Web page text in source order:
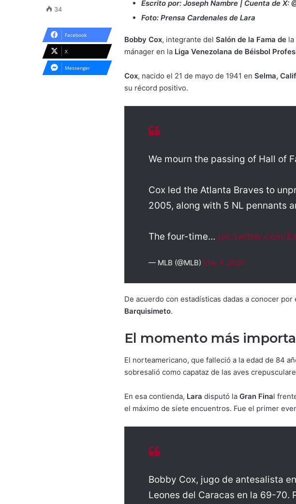
Escrito por: Joseph Ñambre | Cuenta de X:
Foto: Prensa Cardenales de Lara
Bobby Cox, integrante del Salón de la Fama de la
mánager en la Liga Venezolana de Béisbol
Cox, nacido el 21 de mayo de 1941 en Selma,
su récord positivo.
We mourn the passing of Hall of
Cox led the Atlanta Braves to
2005, along with 5 NL pennants
The four-time… pic.twitter.com/
— MLB (@MLB) May 9, 2026
De acuerdo con estadísticas dadas a conocer por
Barquisimeto.
El momento más
El norteamericano, que falleció a la edad de 84
sobresalió como capataz de las aves
En esa contienda, Lara disputó la Gran Final
el máximo de siete encuentros. Fue el primer
Bobby Cox, jugo de antesalista
Leones del Caracas en la 69-70.
34
Facebook
X
Messenger